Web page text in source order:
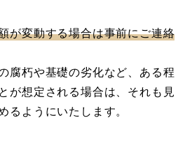
が変動する場合は事前にご連絡
腐朽や基礎の劣化など、ある程
が想定される場合は、それも見
るようにいたします。